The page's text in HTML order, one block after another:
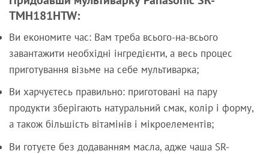
TMH181HTW:
Ви економите час: Вам треба всього-на-всього
завантажити необхідні інгредієнти, а весь процес
приготування візьме на себе мультиварка;
Ви харчуєтесь правильно: приготовані на пару
продукти зберігають натуральний смак, колір і форму,
а також більшість вітамінів і мікроелементів;
Ви готуєте без додаванням масла, адже чаша SR-